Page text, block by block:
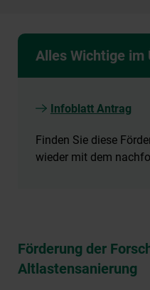
Alles Wichtige im
Infoblatt Antrag
Finden Sie diese
wieder mit dem
Förderung der
Altlastensanierung